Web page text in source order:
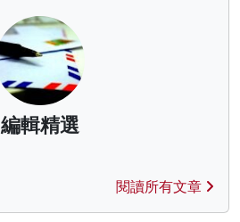
編輯精選
閱讀所有文章